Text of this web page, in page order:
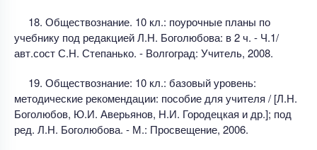
18. Обществознание. 10 кл.: поурочные планы по
учебнику под редакцией Л.Н. Боголюбова: в 2 ч. - Ч.1/
авт.сост С.Н. Степанько. - Волгоград: Учитель, 2008.
19. Обществознание: 10 кл.: базовый уровень:
методические рекомендации: пособие для учителя / [Л.Н.
Боголюбов, Ю.И. Аверьянов, Н.И. Городецкая и др.]; под
ред. Л.Н. Боголюбова. - М.: Просвещение, 2006.